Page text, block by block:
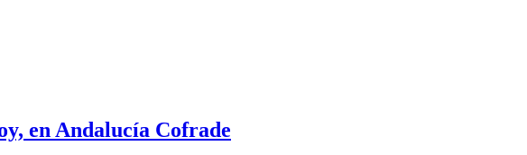
en Andalucía Cofrade